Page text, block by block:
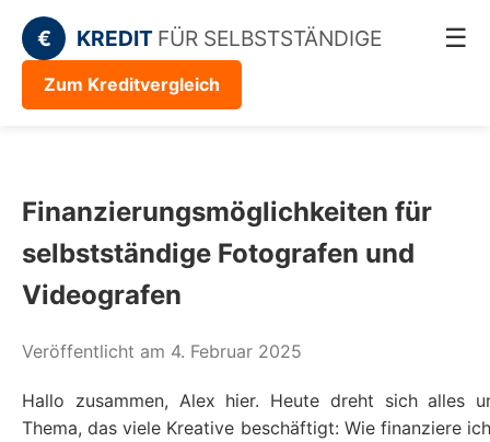
€ KREDIT FÜR SELBSTSTÄNDIGE ☰
Zum Kreditvergleich
Finanzierungsmöglichkeiten für
selbstständige Fotografen und
Videografen
Veröffentlicht am 4. Februar 2025
Hallo zusammen, Alex hier. Heute dreht sich alles
Thema, das viele Kreative beschäftigt: Wie finanziere